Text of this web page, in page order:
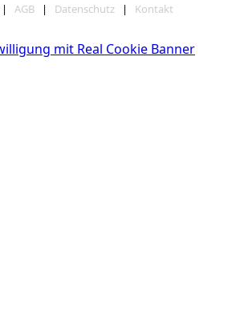
| AGB| Datenschutz| Kontakt
mit Real Cookie Banner